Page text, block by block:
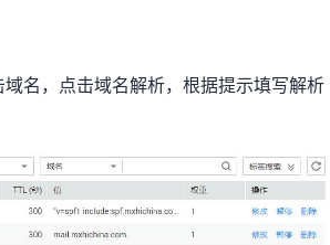
名，点击域名解析，根据提示填写解析